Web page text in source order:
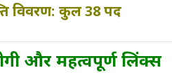
विवरण: कुल 38 पद
और महत्वपूर्ण लिंक्स